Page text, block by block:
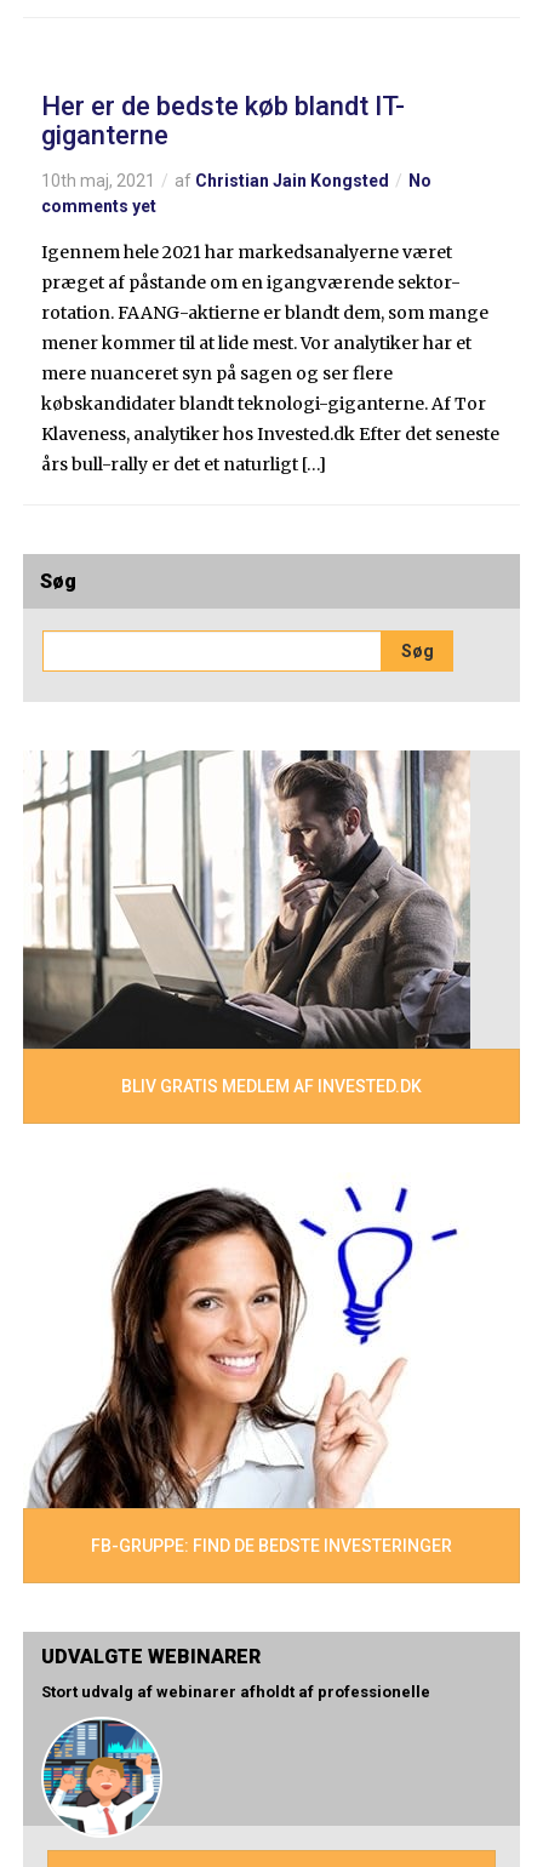
Her er de bedste køb blandt IT-
giganterne
10th maj, 2021 af Christian Jain Kongsted
No
comments yet
Igennem hele 2021 har markedsanalyerne været
præget af påstande om en igangværende sektor-
rotation. FAANG-aktierne er blandt dem, som mange
mener kommer til at lide mest. Vor analytiker har et
mere nuanceret syn på sagen og ser flere
købskandidater blandt teknologi-giganterne. Af Tor
Klaveness, analytiker hos Invested.dk Efter det seneste
års bull-rally er det et naturligt […]
Søg
BLIV GRATIS MEDLEM AF INVESTED.DK
FB-GRUPPE: FIND DE BEDSTE INVESTERINGER
UDVALGTE WEBINARER
Stort udvalg af webinarer afholdt af professionelle